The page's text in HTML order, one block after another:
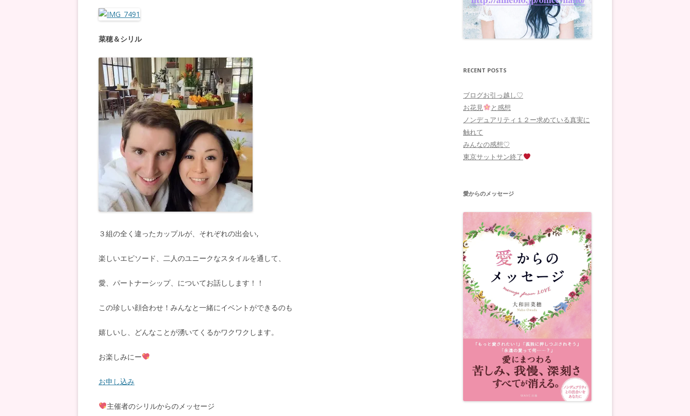
菜穂＆シリル
３組の全く違ったカップルが、それぞれの出会い,
楽しいエピソード、二人のユニークなスタイルを通して、
愛、パートナーシップ、についてお話しします！！
この珍しい顔合わせ！みんなと一緒にイベントができるのも
嬉しいし、どんなことが湧いてくるかワクワクします。
お楽しみにー
お申し込み
主催者のシリルからのメッセージ
RECENT POSTS
ブログお引っ越し♡
お花見
と感想
ノンデュアリティ１２ー求めている真実に
触れて
みんなの感想♡
東京サットサン終了
愛からのメッセージ